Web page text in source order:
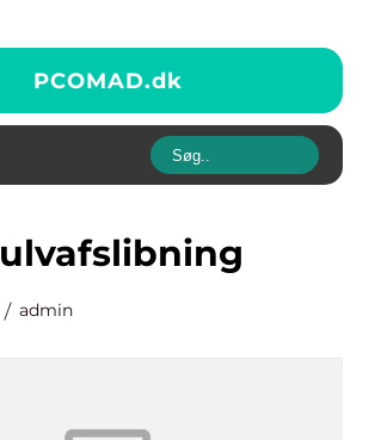
PCOMAD.dk
Gulvafslibning
admin